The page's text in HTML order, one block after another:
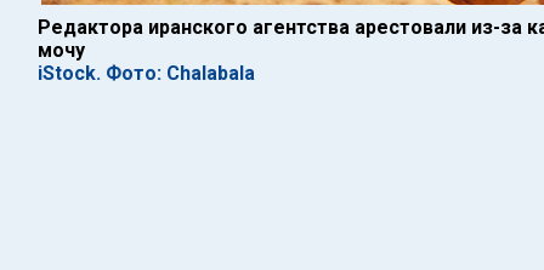
Редактора иранского агентства арестовали из-за
мочу
iStock. Фото: Chalabala